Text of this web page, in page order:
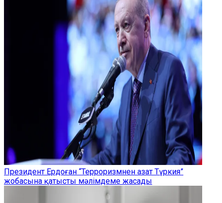
Президент Ердоған “Терроризмнен азат Түркия”
жобасына қатысты мәлімдеме жасады